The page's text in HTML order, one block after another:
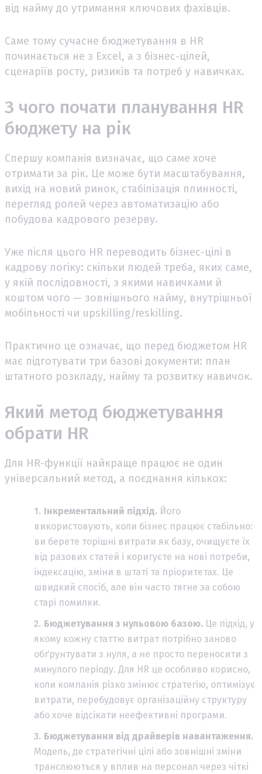
від найму до утримання ключових фахівців.
Саме тому сучасне бюджетування в HR
починається не з Excel, а з бізнес-цілей,
сценаріїв росту, ризиків та потреб у навичках.
З чого почати планування HR
бюджету на рік
Спершу компанія визначає, що саме хоче
отримати за рік. Це може бути масштабування,
вихід на новий ринок, стабілізація плинності,
перегляд ролей через автоматизацію або
побудова кадрового резерву.
Уже після цього HR переводить бізнес-цілі в
кадрову логіку: скільки людей треба, яких саме,
у якій послідовності, з якими навичками й
коштом чого — зовнішнього найму, внутрішньої
мобільності чи upskilling/reskilling.
Практично це означає, що перед бюджетом HR
має підготувати три базові документи: план
штатного розкладу, найму та розвитку навичок.
Який метод бюджетування
обрати HR
Для HR-функції найкраще працює не один
універсальний метод, а поєднання кількох:
Інкрементальний підхід. Його
використовують, коли бізнес працює стабільно:
ви берете торішні витрати як базу, очищуєте їх
від разових статей і коригуєте на нові потреби,
індексацію, зміни в штаті та пріоритетах. Це
швидкий спосіб, але він часто тягне за собою
старі помилки.
Бюджетування з нульовою базою. Це підхід, у
якому кожну статтю витрат потрібно заново
обґрунтувати з нуля, а не просто переносити з
минулого періоду. Для HR це особливо корисно,
коли компанія різко змінює стратегію, оптимізує
витрати, перебудовує організаційну структуру
або хоче відсікати неефективні програми.
Бюджетування від драйверів навантаження.
Модель, де стратегічні цілі або зовнішні зміни
транслюються у вплив на персонал через чіткі